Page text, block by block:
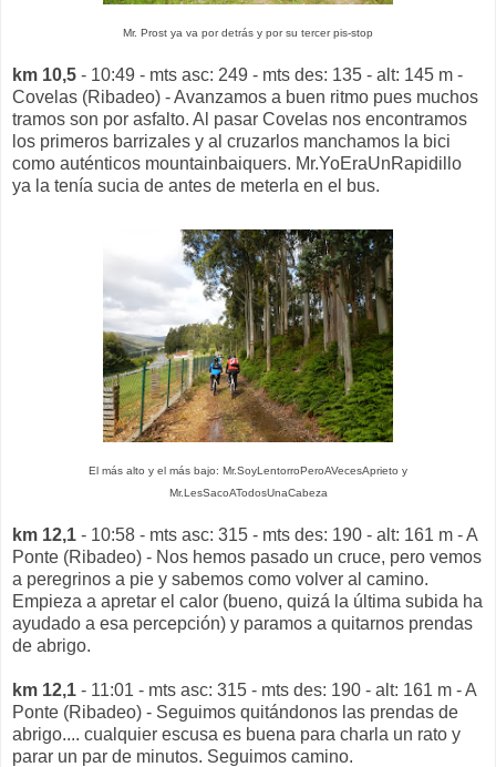
Mr. Prost ya va por detrás y por su tercer pis-stop
km 10,5 - 10:49 - mts asc: 249 - mts des: 135 - alt: 145 m -
Covelas (Ribadeo) - Avanzamos a buen ritmo pues muchos
tramos son por asfalto. Al pasar Covelas nos encontramos
los primeros barrizales y al cruzarlos manchamos la bici
como auténticos mountainbaiquers. Mr.YoEraUnRapidillo
ya la tenía sucia de antes de meterla en el bus.
El más alto y el más bajo: Mr.SoyLentorroPeroAVecesAprieto y
Mr.LesSacoATodosUnaCabeza
km 12,1 - 10:58 - mts asc: 315 - mts des: 190 - alt: 161 m - A
Ponte (Ribadeo) - Nos hemos pasado un cruce, pero vemos
a peregrinos a pie y sabemos como volver al camino.
Empieza a apretar el calor (bueno, quizá la última subida ha
ayudado a esa percepción) y paramos a quitarnos prendas
de abrigo.
km 12,1 - 11:01 - mts asc: 315 - mts des: 190 - alt: 161 m - A
Ponte (Ribadeo) - Seguimos quitándonos las prendas de
abrigo.... cualquier escusa es buena para charla un rato y
parar un par de minutos. Seguimos camino.